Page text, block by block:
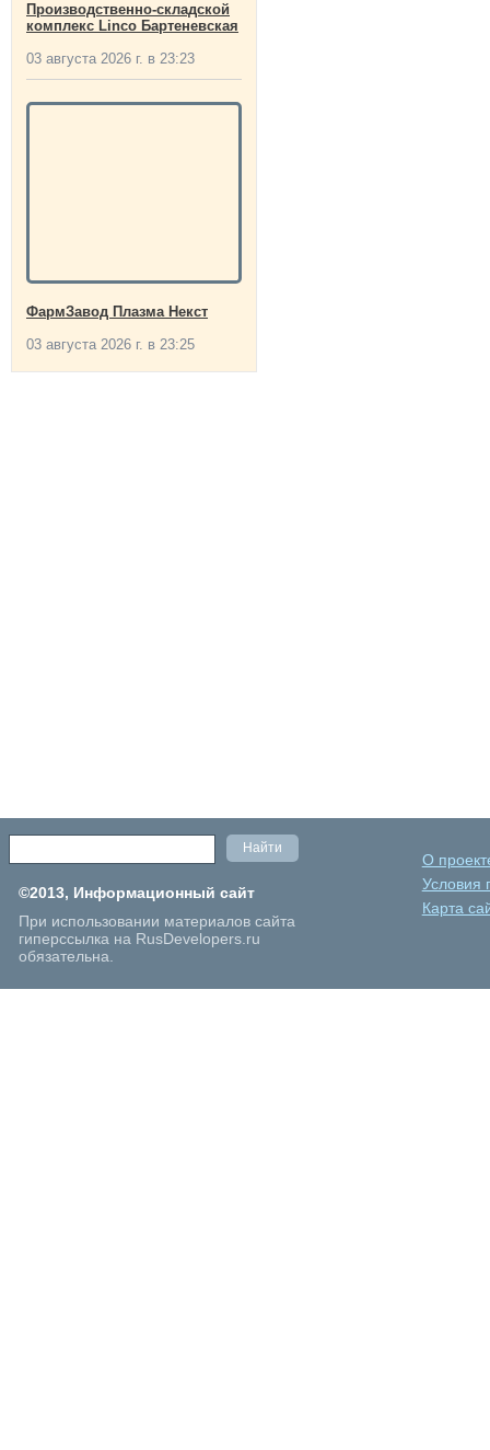
Производственно-складской
комплекс Linco Бартеневская
03 августа 2026 г. в 23:23
ФармЗавод Плазма Некст
03 августа 2026 г. в 23:25
©2013, Информационный сайт
При использовании материалов сайта
гиперссылка на RusDevelopers.ru
обязательна.
О
Условия
Карта